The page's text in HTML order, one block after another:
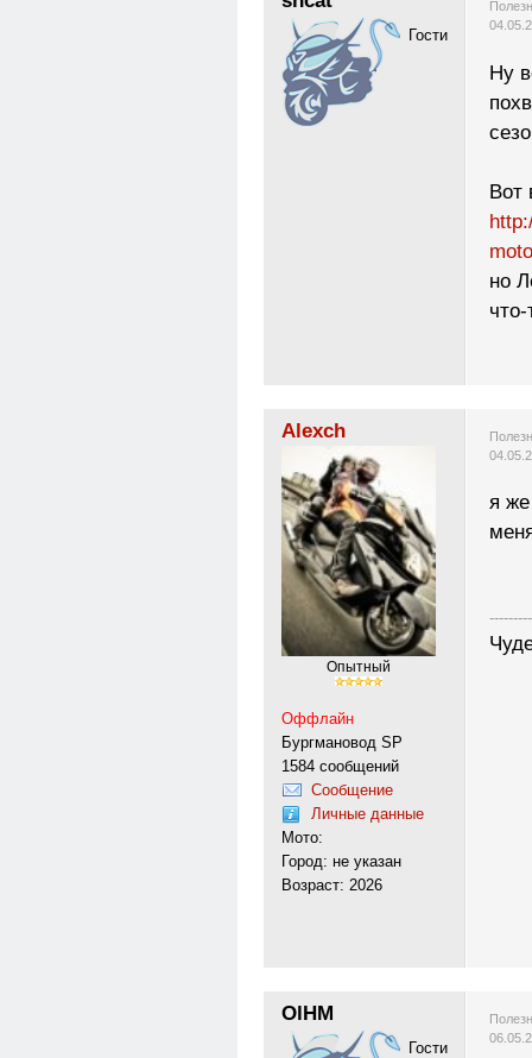
Гости
Ну
Вот
но
Alexch
Опытный
Оффлайн
Бургмановод SP
1584 сообщений
Сообщение
Личные данные
Мото:
Город: не указан
Возраст: 2026
я же
OlHM
Гости